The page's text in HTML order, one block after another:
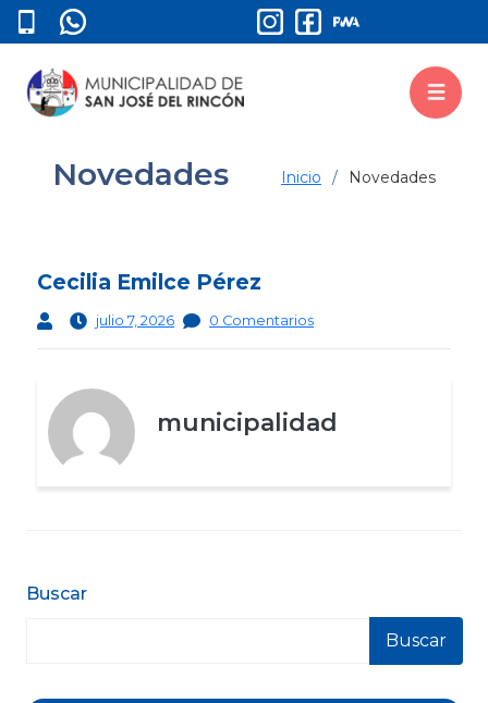
Buscar
Buscar
Novedades Inicio Novedades
Cecilia Emilce Pérez
julio 7, 2026 0 Comentarios
municipalidad